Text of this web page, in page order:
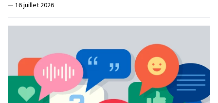
— 16 juillet 2026